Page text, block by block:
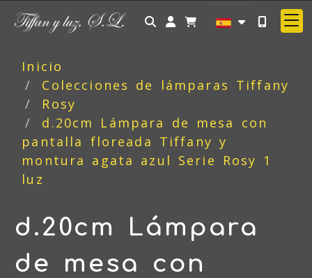
Identifícate
Inicio
Colecciones de lámparas Tiffany
Rosy
d.20cm Lámpara de mesa con
pantalla floreada Tiffany y
montura agata azul Serie Rosy 1
luz
d.20cm Lámpara
de mesa con